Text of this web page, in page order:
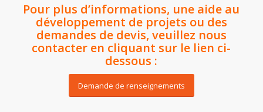
Pour plus d’informations, une aide au
développement de projets ou des
demandes de devis, veuillez nous
contacter en cliquant sur le lien ci-
dessous :
Demande de renseignements